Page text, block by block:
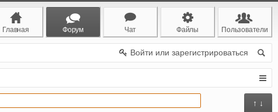
Главная Форум Чат Файлы Пользователи
Войти или зарегистрироваться
↑ ↓